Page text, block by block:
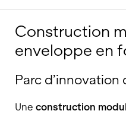
Construction
enveloppe en
Parc
Une construction